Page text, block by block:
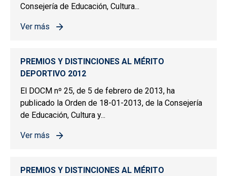
Consejería de Educación, Cultura...
Ver más
sobre PREMIOS Y DISTINCIONES AL MÉRITO
PREMIOS Y DISTINCIONES AL MÉRITO
DEPORTIVO 2012
El DOCM nº 25, de 5 de febrero de 2013, ha
publicado la Orden de 18-01-2013, de la Consejería
de Educación, Cultura y...
Ver más
sobre PREMIOS Y DISTINCIONES AL MÉRITO
PREMIOS Y DISTINCIONES AL MÉRITO